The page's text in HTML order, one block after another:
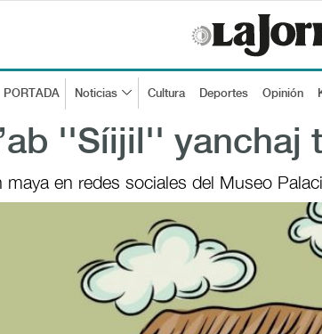
PORTADA Noticias Cultura Deportes Opinión
''Síijil'' yanchaj
maya en redes sociales del Museo